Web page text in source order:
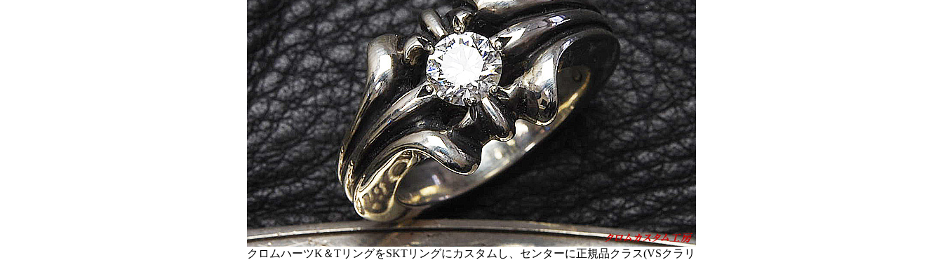
クロムハーツK＆TリングをSKTリングにカスタムし、センターに正規品クラス(VSクラリ